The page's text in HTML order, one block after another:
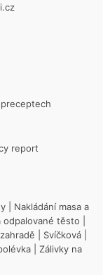
report
Nakládání masa a
odpalované těsto
Svíčková
Zálivky na